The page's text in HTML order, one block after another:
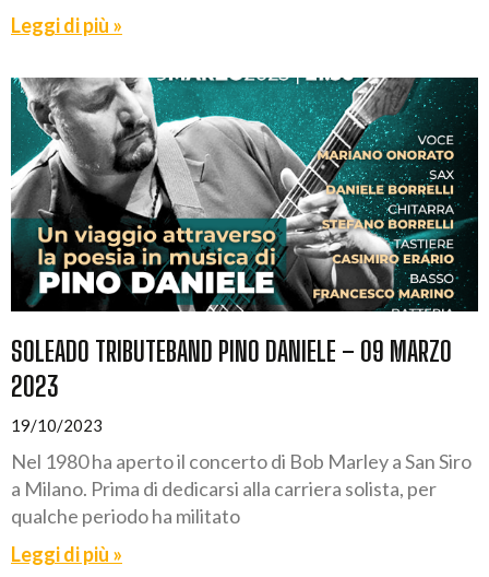
Leggi di più »
SOLEADO TRIBUTEBAND PINO DANIELE – 09 MARZO
2023
19/10/2023
Nel 1980 ha aperto il concerto di Bob Marley a San Siro
a Milano. Prima di dedicarsi alla carriera solista, per
qualche periodo ha militato
Leggi di più »